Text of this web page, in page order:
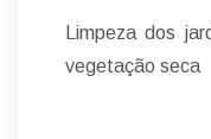
Limpeza dos
vegetação seca